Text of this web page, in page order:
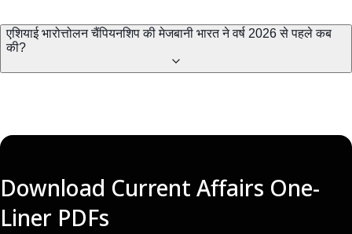
एशियाई भारोत्तोलन चैंपियनशिप की मेजबानी भारत ने वर्ष 2026 से पहले कब
की?
Download Current Affairs One-
Liner PDFs